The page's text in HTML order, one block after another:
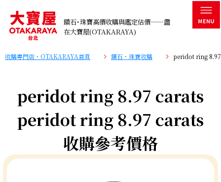
鑽石･珠寶高價收購與鑑定估價——盡
在大寶屋(OTAKARAYA)
收購專門店・OTAKARAYA首頁 鑽石・珠寶收購 peridot ring
peridot ring 8.97 carats
peridot ring 8.97 carats
收購參考價格